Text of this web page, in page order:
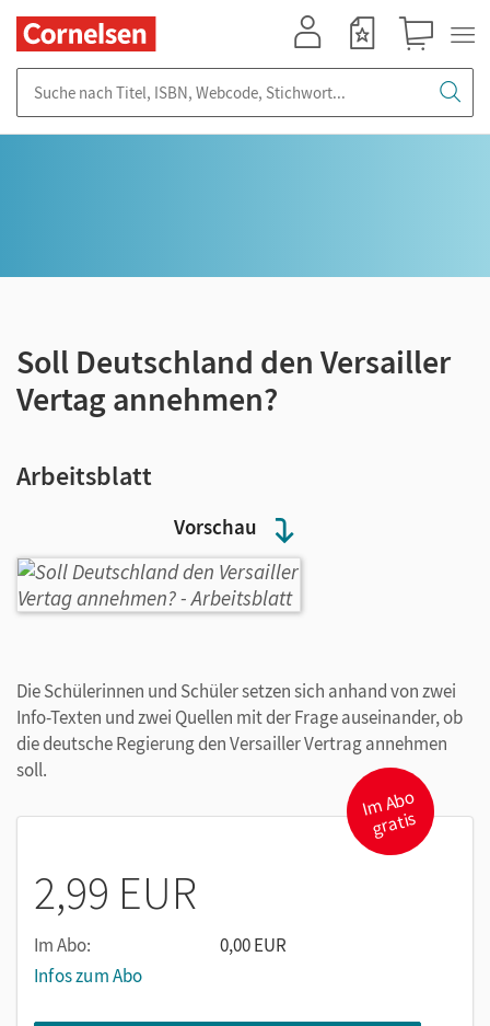
Vorschau
Soll Deutschland den Versailler
Vertag annehmen?
Arbeitsblatt
Die Schülerinnen und Schüler setzen sich anhand von zwei
Info-Texten und zwei Quellen mit der Frage auseinander, ob
die deutsche Regierung den Versailler Vertrag annehmen
soll.
I
m
A
b
o
gr
atis
2,99 EUR
Im Abo:
0,00 EUR
Infos zum Abo